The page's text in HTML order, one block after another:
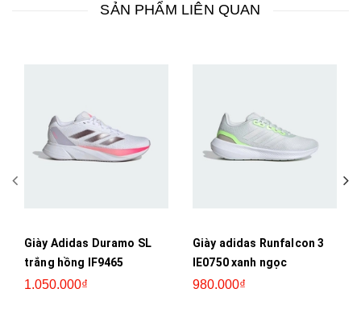
SẢN PHẨM LIÊN QUAN
Giày Adidas Duramo SL
trắng hồng IF9465
1.050.000₫
Giày adidas Runfalcon 3
IE0750 xanh ngọc
980.000₫